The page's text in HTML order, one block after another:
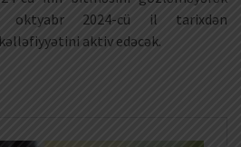
oktyabr 2024-cü il tarixdən
aktiv edəcək.